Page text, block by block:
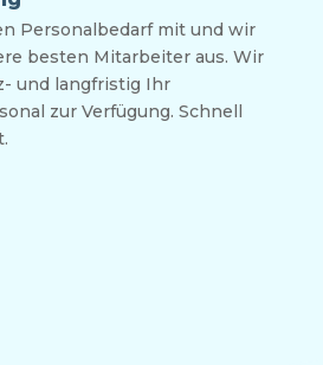
Per­so­nal­be­darf mit und wir
bes­ten Mit­ar­bei­ter aus. Wir
und lang­fris­tig Ihr
zur Ver­fü­gung. Schnell